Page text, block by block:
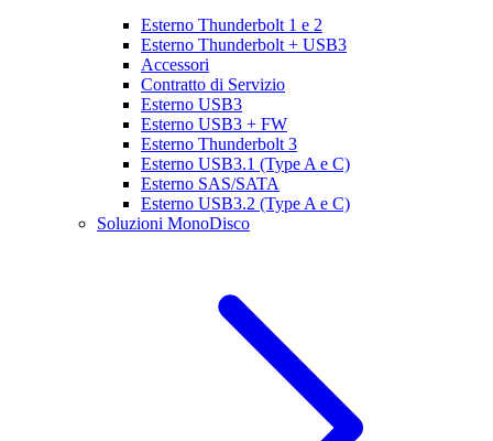
Esterno Thunderbolt 1 e 2
Esterno Thunderbolt + USB3
Accessori
Contratto di Servizio
Esterno USB3
Esterno USB3 + FW
Esterno Thunderbolt 3
Esterno USB3.1 (Type A e C)
Esterno SAS/SATA
Esterno USB3.2 (Type A e C)
Soluzioni MonoDisco